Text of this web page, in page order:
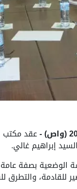
عقد مكتب
إبراهيم غالي.
الوضعية بصفة
للقادمة، والتطرق